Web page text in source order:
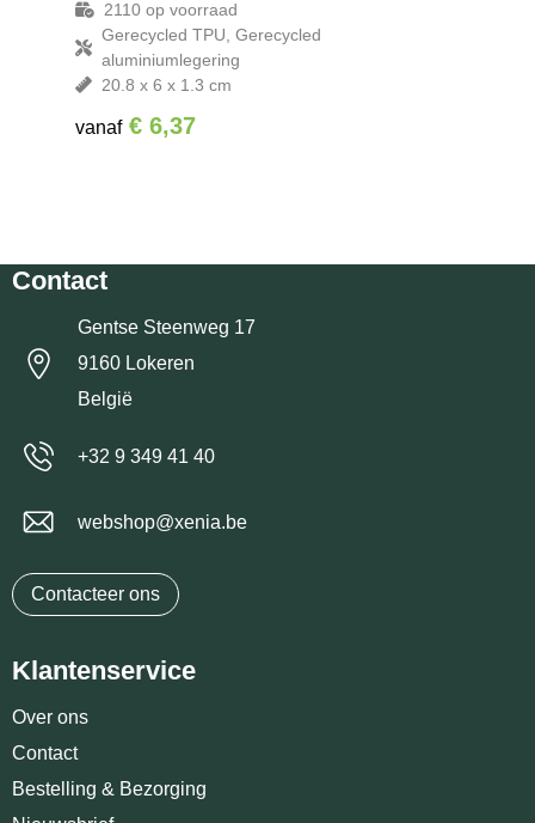
2110op voorraad
Gerecycled TPU, Gerecycled
aluminiumlegering
20.8 x 6 x 1.3 cm
vanaf € 6,37
Contact
Gentse Steenweg 17
9160 Lokeren
België
+32 9 349 41 40
webshop@xenia.be
Contacteer ons
Klantenservice
Over ons
Contact
Bestelling & Bezorging